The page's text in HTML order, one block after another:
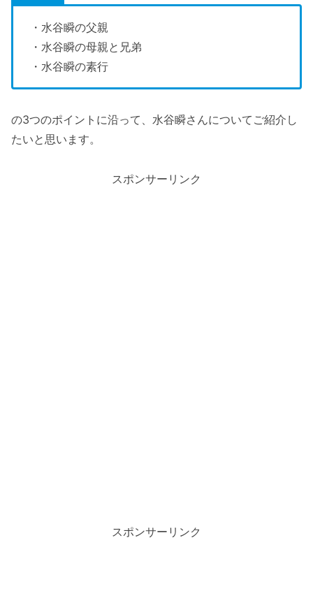
・水谷瞬の父親
・水谷瞬の母親と兄弟
・水谷瞬の素行
の3つのポイントに沿って、水谷瞬さんについてご紹介し
たいと思います。
スポンサーリンク
スポンサーリンク